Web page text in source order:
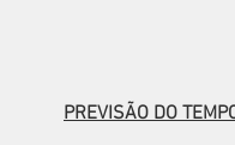
PREVISÃO DO